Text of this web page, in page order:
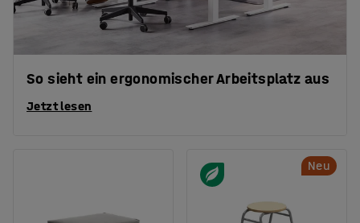
So sieht ein ergonomischer Arbeitsplatz aus
Jetzt lesen
Neu